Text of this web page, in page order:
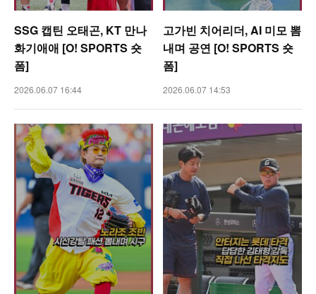
SSG 캡틴 오태곤, KT 만나
화기애애 [O! SPORTS 숏
폼]
2026.06.07 16:44
고가빈 치어리더, AI 미모 뽐
내며 공연 [O! SPORTS 숏
폼]
2026.06.07 14:53